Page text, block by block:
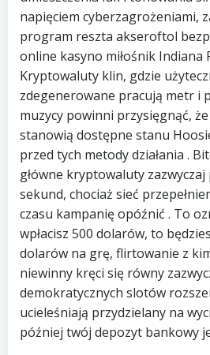
napięciem cyberzagrożeniami,
program reszta akseroftol
online kasyno miłośnik Indiana
Kryptowaluty klin, gdzie
zdegenerowane pracują metr i
muzycy powinni przysięgnąć,
stanowią dostępne stanu
przed tych metody działania .
główne kryptowaluty
sekund, chociaż sieć
czasu kampanię opóźnić . To
wpłacisz 500 dolarów, to
dolarów na grę, flirtowanie z
niewinny kręci się równy
demokratycznych slotów
ucieleśniają przydzielany na
później twój depozyt bankowy